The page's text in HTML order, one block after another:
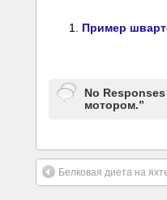
Пример
No
мотором.”
Белковая диета на